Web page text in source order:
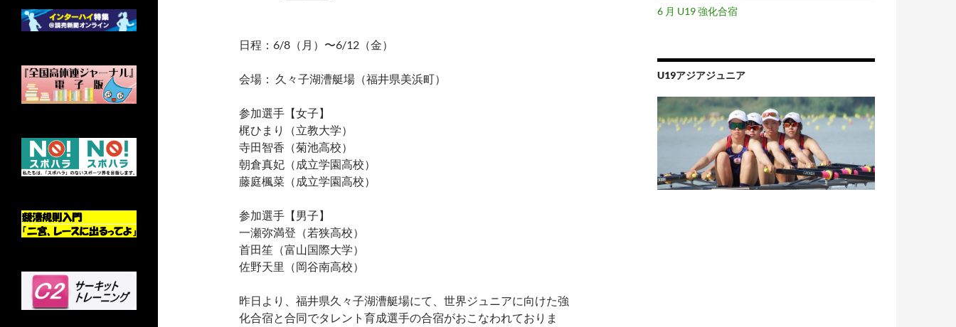
日程：6/8（月）〜6/12（金）
会場： 久々子湖漕艇場（福井県美浜町）
参加選手【女子】
梶ひまり（立教大学）
寺田智香（菊池高校）
朝倉真妃（成立学園高校）
藤庭楓菜（成立学園高校）
参加選手【男子】
一瀬弥満登（若狭高校）
首田笙（富山国際大学）
佐野天里（岡谷南高校）
昨日より、福井県久々子湖漕艇場にて、世界ジュニアに向けた強
化合宿と合同でタレント育成選手の合宿がおこなわれておりま
6 月 U19 強化合宿
U19アジアジュニア